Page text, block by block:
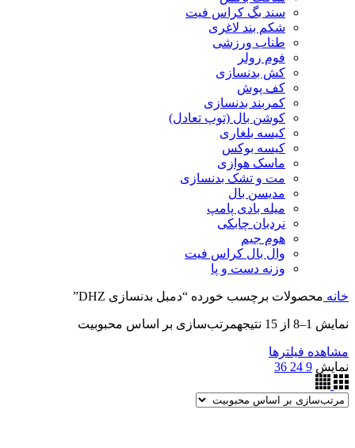
سند بگ کراس فیت
شکم بند لاغری
طناب ورزشی
فوم رولر
کش بدنسازی
کف پوش
کمربند بدنسازی
کوشن بال (توپ تعادل)
کیسه بلغاری
کیسه بوکس
ماسک هوازی
مت و تشک بدنسازی
مدیسن بال
میله بادی پامپ
نردبان چابکی
هوم جیم
وال بال کراس فیت
وزنه دست و پا
خانه محصولات برچسب خورده “دمبل بدنسازی DHZ”
نمایش 1–8 از 15 نتیجه مرتب‌سازی بر اساس محبوبیت
مشاهده فیلترها
نمایش 9
24
36